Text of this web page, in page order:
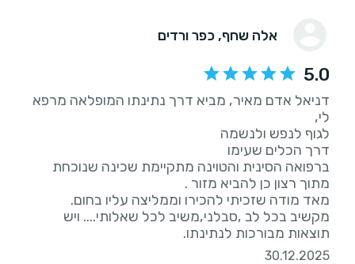
אלה שחף, כפר ורדים
5.0
דניאל אדם מאיר, מביא דרך נתינתו המופלאה מרפא
מקשיב בכל לב ,סבלני,משיב לכל שאלותי.... ויש
תוצאות מבורכות לנתינתו.
30.12.2025